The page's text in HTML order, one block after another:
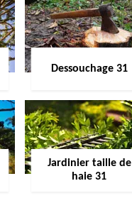
Dessouchage 31
Jardinier taille de
haie 31